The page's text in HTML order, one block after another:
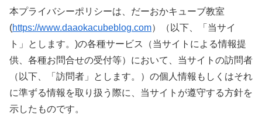
本プライバシーポリシーは、だーおかキューブ教室
(https://www.daaokacubeblog.com）（以下、「当サイ
ト」とします。)の各種サービス（当サイトによる情報提
供、各種お問合せの受付等）において、当サイトの訪問者
（以下、「訪問者」とします。）の個人情報もしくはそれ
に準ずる情報を取り扱う際に、当サイトが遵守する方針を
示したものです。